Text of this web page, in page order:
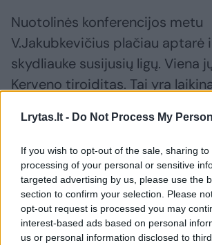
Lrytas.lt - Do Not Process My
If you wish to opt-out of the sale, sharing
processing of your personal or sensitive
targeted advertising by us, please use the
section to confirm your selection. Please
opt-out request is processed you may
interest-based ads based on personal
us or personal information disclosed to
Nuotolinės konferencijos metu
V.Jakubkevičius plačiau aptarė
skydliauke susijusių ligų. Viena
Kerveno tiroiditas. Tai yra
savaime praeinantis
dažnai išsivystantis po
(pvz., peršalimo ar gripo). Kai
paprašo sudaryti tipinį šia liga
paciento portretą, medikai
dažniausiai ji diagnozuojama
moterims.